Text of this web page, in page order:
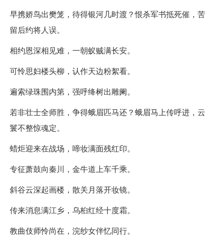
早携娇鸟出樊笼，待得银河几时渡？恨杀军书抵死催，苦
留后约将人误。
相约恩深相见难，一朝蚁贼满长安。
可怜思妇楼头柳，认作天边粉絮看。
遍索绿珠围内第，强呼绛树出雕阑。
若非壮士全师胜，争得蛾眉匹马还？蛾眉马上传呼进，云
鬟不整惊魂定。
蜡炬迎来在战场，啼妆满面残红印。
专征萧鼓向秦川，金牛道上车千乘。
斜谷云深起画楼，散关月落开妆镜。
传来消息满江乡，乌桕红经十度霜。
教曲伎师怜尚在，浣纱女伴忆同行。